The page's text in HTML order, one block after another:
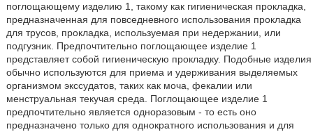
поглощающему изделию 1, такому как гигиеническая прокладка,
предназначенная для повседневного использования прокладка
для трусов, прокладка, используемая при недержании, или
подгузник. Предпочтительно поглощающее изделие 1
представляет собой гигиеническую прокладку. Подобные изделия
обычно используются для приема и удерживания выделяемых
организмом экссудатов, таких как моча, фекалии или
менструальная текучая среда. Поглощающее изделие 1
предпочтительно является одноразовым - то есть оно
предназначено только для однократного использования и для